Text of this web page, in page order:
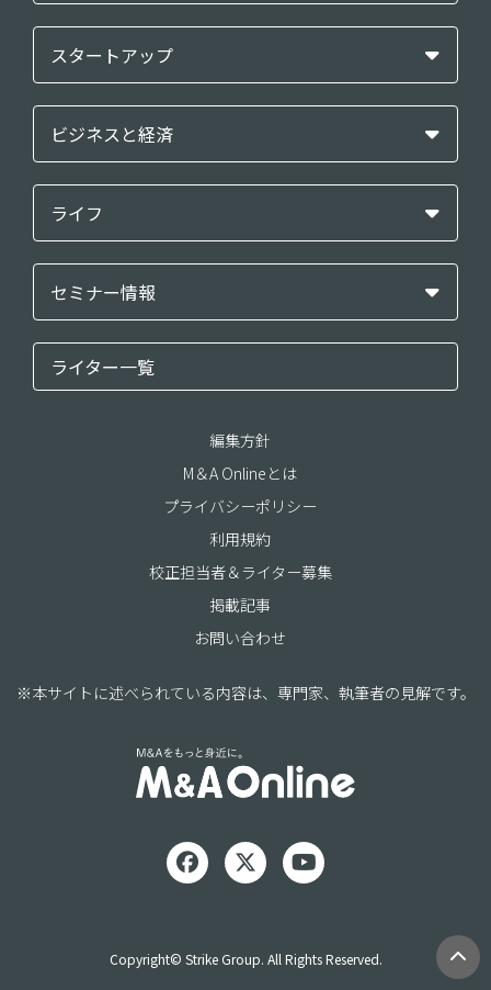
スタートアップ
ビジネスと経済
ライフ
セミナー情報
ライター一覧
編集方針
M＆A Onlineとは
プライバシーポリシー
利用規約
校正担当者＆ライター募集
掲載記事
お問い合わせ
※本サイトに述べられている内容は、専門家、執筆者の見解です。
Copyright© Strike Group. All Rights Reserved.